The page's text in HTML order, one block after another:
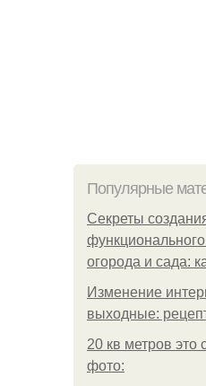
Популярные
Секреты
функционального
огорода и сада:
Изменение
выходные:
20 кв метров это
фото: